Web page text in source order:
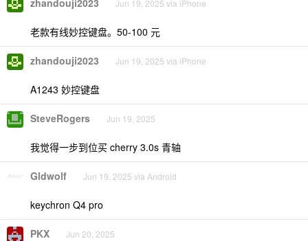
zhandouji2023 Jun 19, 2025 via iPhone
老款有线妙控键盘。50-100 元
zhandouji2023 Jun 19, 2025 via iPhone
A1243 妙控键盘
SteveRogers Jun 19, 2025
我觉得一步到位买 cherry 3.0s 青轴
Gldwolf Jun 19, 2025 via Android
keychron Q4 pro
PKX Jun 20, 2025